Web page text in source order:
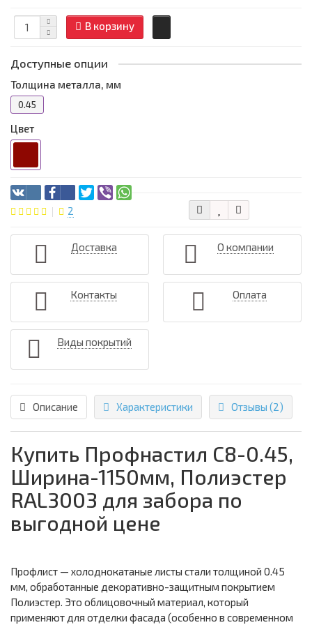
В корзину
Доступные опции
Толщина металла, мм
0.45
Цвет
2
Доставка О компании
Контакты Оплата
Виды покрытий
Описание Характеристики Отзывы (2)
Купить Профнастил С8-0.45,
Ширина-1150мм, Полиэстер
RAL3003 для забора по
выгодной цене
Профлист — холоднокатаные листы стали толщиной 0.45
мм, обработанные декоративно-защитным покрытием
Полиэстер. Это облицовочный материал, который
применяют для отделки фасада (особенно в современном